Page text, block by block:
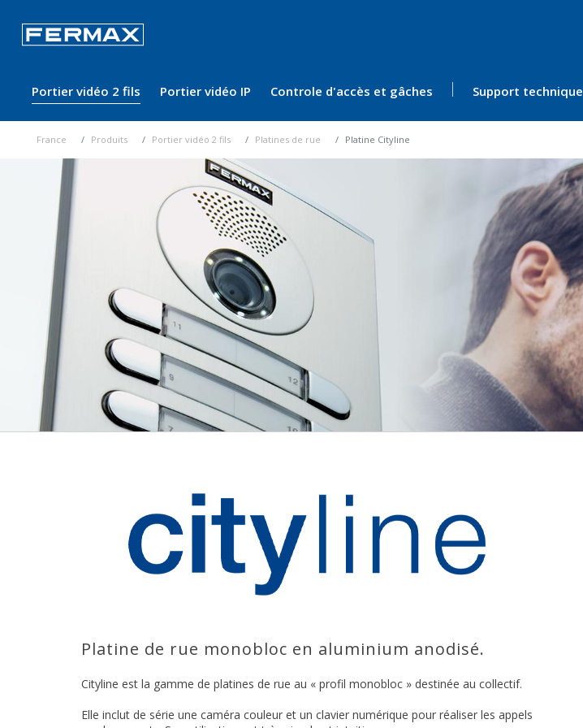
Portier vidéo 2 fils Portier vidéo IP Controle d'accès et gâches Support technique
France Produits Portier vidéo 2 fils Platines de rue Platine Cityline
Platine de rue monobloc en aluminium anodisé.
Cityline est la gamme de platines de rue au « profil monobloc » destinée au collectif.
Elle inclut de série une caméra couleur et un clavier numérique pour réaliser les appels